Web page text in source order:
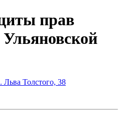
прав
Ульяновской
Льва Толстого, 38